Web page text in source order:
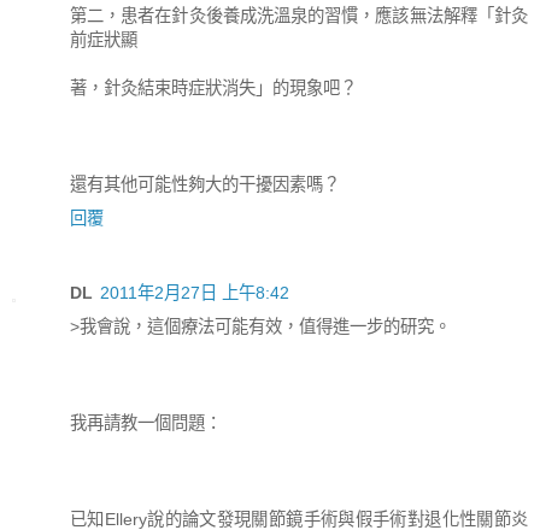
第二，患者在針灸後養成洗溫泉的習慣，應該無法解釋「針灸
前症狀顯
著，針灸結束時症狀消失」的現象吧？
還有其他可能性夠大的干擾因素嗎？
回覆
DL 2011年2月27日 上午8:42
>我會說，這個療法可能有效，值得進一步的研究。
我再請教一個問題：
已知Ellery說的論文發現關節鏡手術與假手術對退化性關節炎